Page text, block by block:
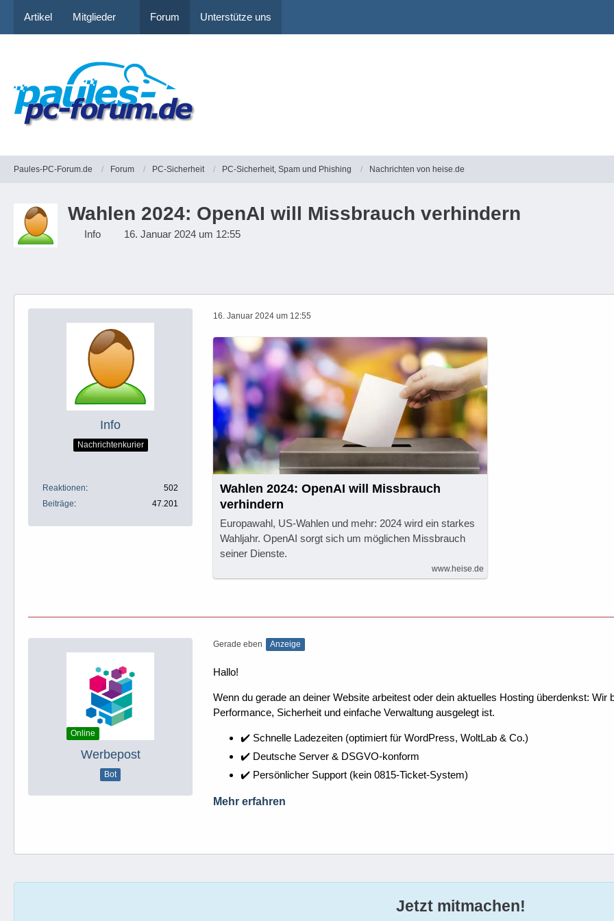
Artikel Mitglieder Forum Unterstütze uns
Paules-PC-Forum.de Forum PC-Sicherheit PC-Sicherheit, Spam und Phishing Nachrichten von heise.de
Wahlen 2024: OpenAI will Missbrauch verhindern
Info 16. Januar 2024 um 12:55
Info
Nachrichtenkurier
Reaktionen
502
Beiträge
47.201
16. Januar 2024 um 12:55
Wahlen 2024: OpenAI will Missbrauch
verhindern
Europawahl, US-Wahlen und mehr: 2024 wird ein starkes
Wahljahr. OpenAI sorgt sich um möglichen Missbrauch
seiner Dienste.
www.heise.de
Online
Werbepost
Bot
Gerade eben Anzeige
Hallo!
Wenn du gerade an deiner Website arbeitest oder dein aktuelles Hosting überdenkst:
Performance, Sicherheit und einfache Verwaltung ausgelegt ist.
✔️ Schnelle Ladezeiten (optimiert für WordPress, WoltLab & Co.)
✔️ Deutsche Server & DSGVO-konform
✔️ Persönlicher Support (kein 0815-Ticket-System)
Mehr erfahren
Jetzt mitmachen!